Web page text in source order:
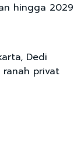
hingga 2029
Dedi
ranah privat